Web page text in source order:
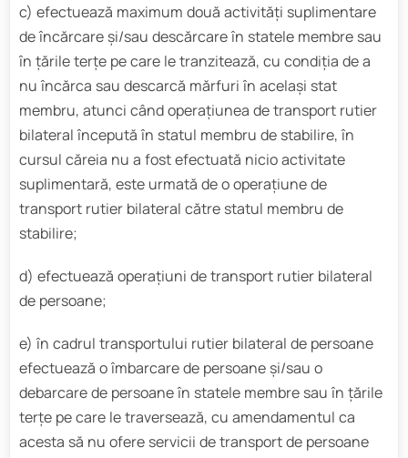
c) efectuează maximum două activități suplimentare
de încărcare și/sau descărcare în statele membre sau
în țările terțe pe care le tranzitează, cu condiția de a
nu încărca sau descarcă mărfuri în același stat
membru, atunci când operațiunea de transport rutier
bilateral începută în statul membru de stabilire, în
cursul căreia nu a fost efectuată nicio activitate
suplimentară, este urmată de o operațiune de
transport rutier bilateral către statul membru de
stabilire;
d) efectuează operațiuni de transport rutier bilateral
de persoane;
e) în cadrul transportului rutier bilateral de persoane
efectuează o îmbarcare de persoane și/sau o
debarcare de persoane în statele membre sau în țările
terțe pe care le traversează, cu amendamentul ca
acesta să nu ofere servicii de transport de persoane